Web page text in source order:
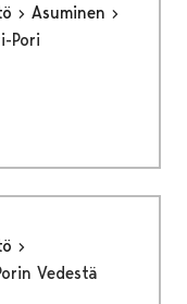
Asuminen
Pori
Vedestä